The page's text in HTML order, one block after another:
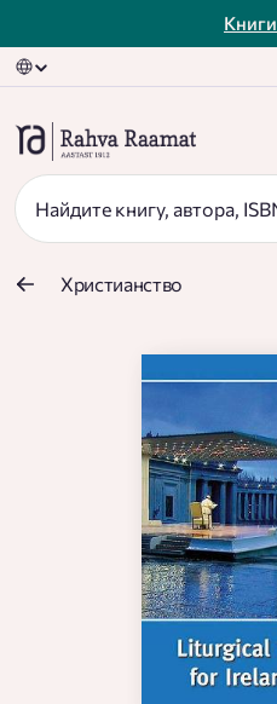
Книги
Христианство